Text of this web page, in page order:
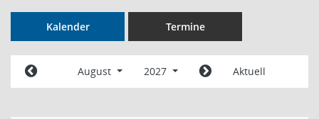
Kalender Termine
August 2027 Aktuell